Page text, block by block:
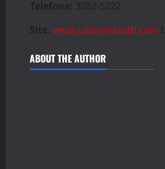
Telefone: 3282-5222
Site www.julianarizzatti.com
ABOUT THE AUTHOR